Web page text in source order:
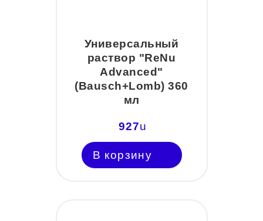
Универсальный
раствор "ReNu
Advanced"
(Bausch+Lomb) 360
мл
927u
В корзину